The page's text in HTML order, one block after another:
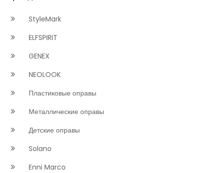
StyleMark
ELFSPIRIT
GENEX
NEOLOOK
Пластиковые оправы
Металлические оправы
Детские оправы
Solano
Enni Marco